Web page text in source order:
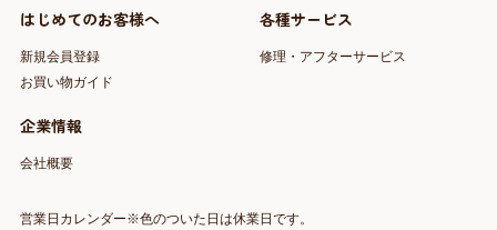
はじめてのお客様へ
新規会員登録
お買い物ガイド
各種サービス
修理・アフターサービス
企業情報
会社概要
営業日カレンダー※色のついた日は休業日です。